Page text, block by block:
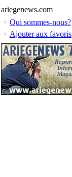
ariegenews.com
Qui sommes-nous?
Ajouter aux favoris